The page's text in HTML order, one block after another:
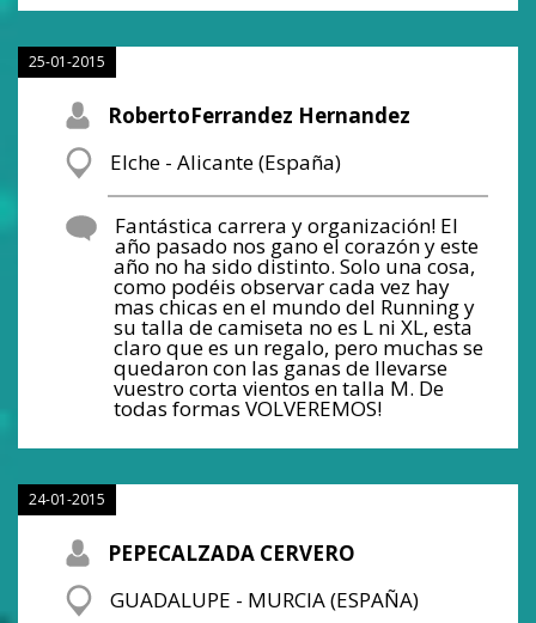
25-01-2015
RobertoFerrandez Hernandez
Elche - Alicante (España)
Fantástica carrera y organización! El
año pasado nos gano el corazón y este
año no ha sido distinto. Solo una cosa,
como podéis observar cada vez hay
mas chicas en el mundo del Running y
su talla de camiseta no es L ni XL, esta
claro que es un regalo, pero muchas se
quedaron con las ganas de llevarse
vuestro corta vientos en talla M. De
todas formas VOLVEREMOS!
24-01-2015
PEPECALZADA CERVERO
GUADALUPE - MURCIA (ESPAÑA)